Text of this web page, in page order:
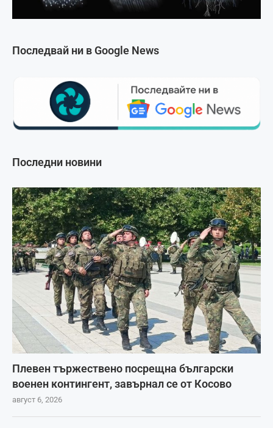
Последвай ни в Google News
Последни новини
Плевен тържествено посрещна български
военен контингент, завърнал се от Косово
август 6, 2026